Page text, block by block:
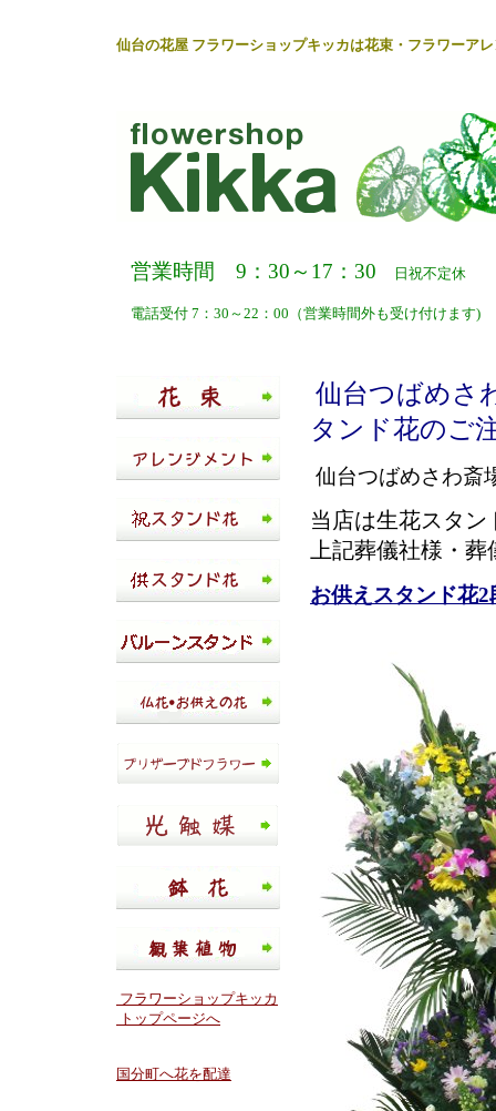
仙台の花屋 フラワーショップキッカは花束 ・ フラワーア
営業時間 9：30～17：30 日祝不定休
電話受付 7：30～22：00（営業時間外も受け付けます)
フラワーショップキッカ
トップページへ
国分町へ花を配達
仙台つばめさ
タンド花のご
仙台つばめさわ斎
当店は生花スタ
上記葬儀社様・
お供えスタンド花2